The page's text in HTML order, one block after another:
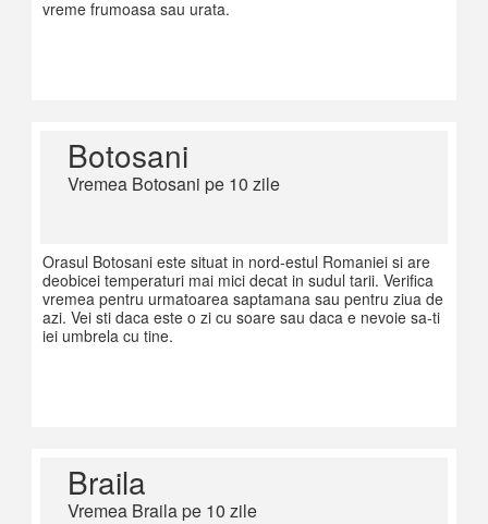
vreme frumoasa sau urata.
Botosani
Vremea Botosani pe 10 zile
Orasul Botosani este situat in nord-estul Romaniei si are
deobicei temperaturi mai mici decat in sudul tarii. Verifica
vremea pentru urmatoarea saptamana sau pentru ziua de
azi. Vei sti daca este o zi cu soare sau daca e nevoie sa-ti
iei umbrela cu tine.
Braila
Vremea Braila pe 10 zile